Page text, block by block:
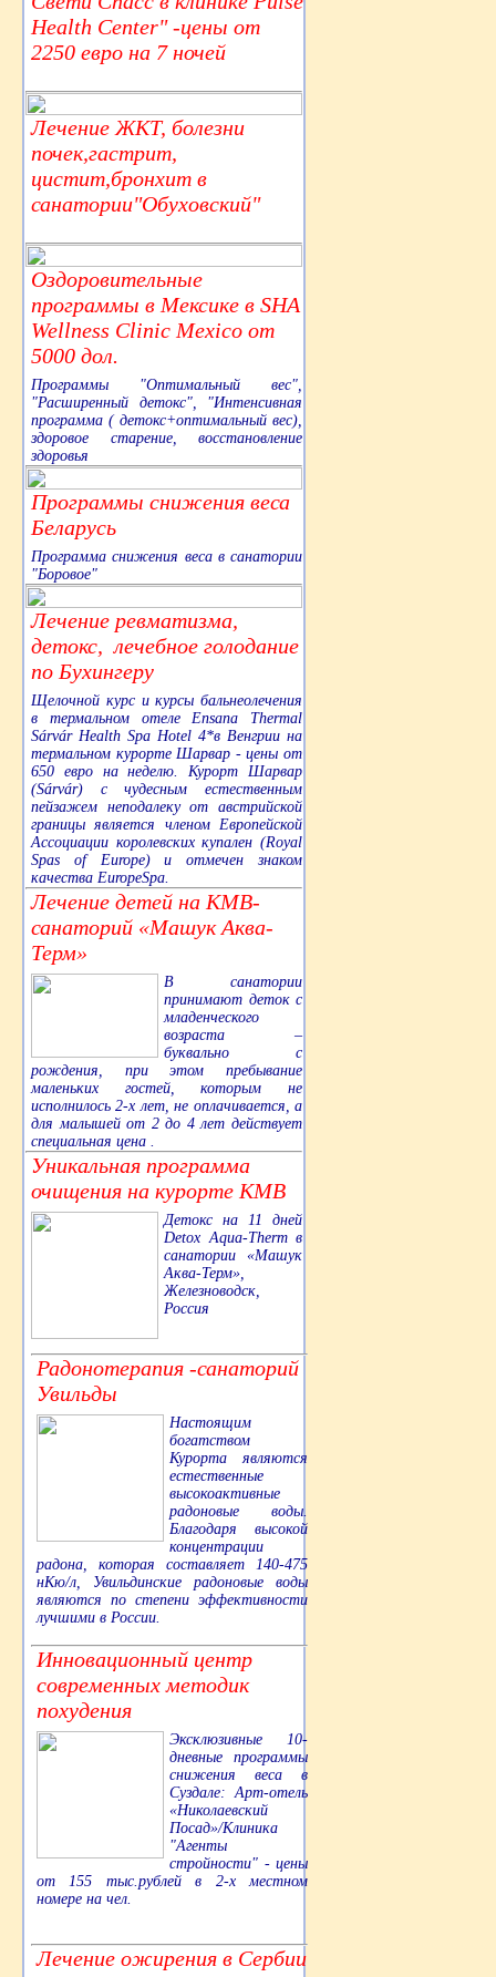
Health Center" -цены от
2250 евро на 7 ночей
Лечение ЖКТ, болезни
почек,гастрит,
цистит,бронхит в
санатории"Обуховский"
Оздоровительные
программы в Мексике в SHA
Wellness Clinic Mexico от
5000 дол.
Программы "Оптимальный вес",
"Расширенный детокс", "Интенсивная
программа ( детокс+оптимальный вес),
здоровое старение, восстановление
здоровья
Программы снижения веса
Беларусь
Программа снижения веса в санатории
"Боровое"
Лечение ревматизма,
детокс, лечебное голодание
по Бухингеру
Щелочной курс и курсы бальнеолечения
в термальном отеле Ensana Thermal
Sárvár Health Spa Hotel 4*в Венгрии на
термальном курорте Шарвар - цены от
650 евро на неделю. Курорт Шарвар
(Sárvár) с чудесным естественным
пейзажем неподалеку от австрийской
границы является членом Европейской
Ассоциации королевских купален (Royal
Spas of Europe) и отмечен знаком
качества EuropeSpa.
Лечение детей на КМВ-
санаторий «Машук Аква-
Терм»
В санатории
принимают деток с
младенческого
возраста –
буквально с
рождения, при этом пребывание
маленьких гостей, которым не
исполнилось 2-х лет, не оплачивается, а
для малышей от 2 до 4 лет действует
специальная цена .
Уникальная программа
очищения на курорте КМВ
Детокс на 11 дней
Detox Aqua-Therm в
санатории «Машук
Аква-Терм»,
Железноводск,
Россия
Радонотерапия -санаторий
Увильды
Настоящим
богатством
Курорта являются
естественные
высокоактивные
радоновые воды.
Благодаря высокой
концентрации
радона, которая составляет 140-475
нКю/л, Увильдинские радоновые воды
являются по степени эффективности
лучшими в России.
Инновационный центр
современных методик
похудения
Эксклюзивные 10-
дневные программы
снижения веса в
Суздале: Арт-отель
«Николаевский
Посад»/Клиника
"Агенты
стройности" - цены
от 155 тыс.рублей в 2-х местном
номере на чел.
Лечение ожирения в Сербии